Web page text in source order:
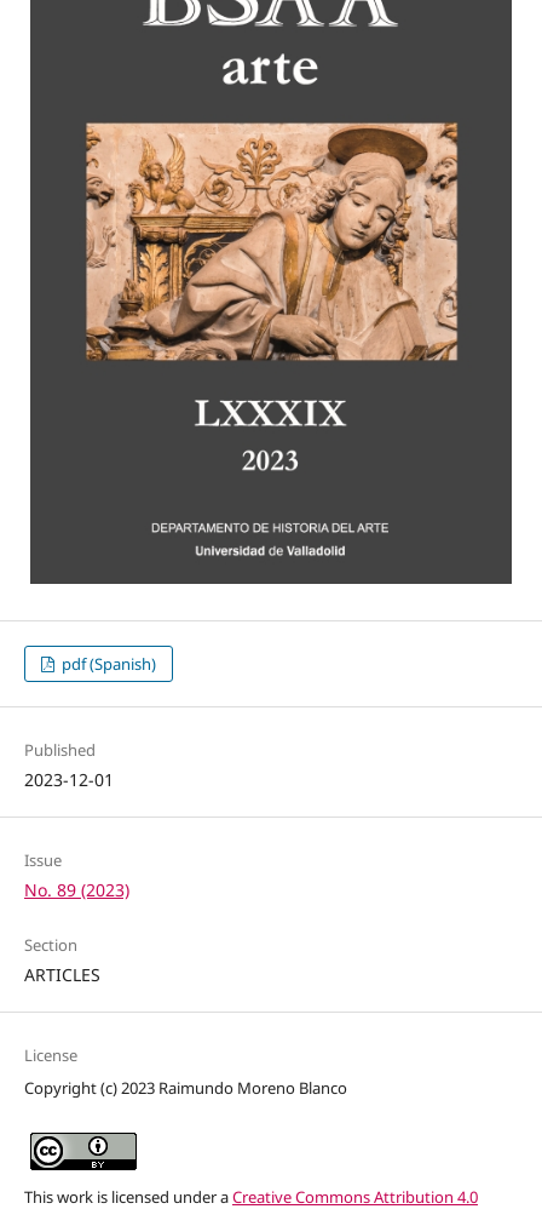
pdf (Spanish)
Published
2023-12-01
Issue
No. 89 (2023)
Section
ARTICLES
License
Copyright (c) 2023 Raimundo Moreno Blanco
This work is licensed under aCreative Commons Attribution 4.0